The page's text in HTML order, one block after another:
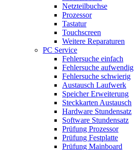
Netzteilbuchse
Prozessor
Tastatur
Touchscreen
Weitere Reparaturen
PC Service
Fehlersuche einfach
Fehlersuche aufwendig
Fehlersuche schwierig
Austausch Laufwerk
Speicher Erweiterung
Steckkarten Austausch
Hardware Stundensatz
Software Stundensatz
Prüfung Prozessor
Prüfung Festplatte
Prüfung Mainboard